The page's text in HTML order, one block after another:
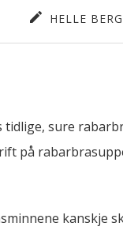
HELLE
sure
på
kanskje